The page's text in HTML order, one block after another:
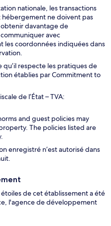
nationale, les transactions
ne doivent pas
davantage de
avec
les coordonnées indiquées dans
respecte les pratiques de
établies par Commitment to
de l’État – TVA:
and guest policies may
The policies listed are
enregistré n’est autorisé dans
de cet établissement a été
l'agence de développement